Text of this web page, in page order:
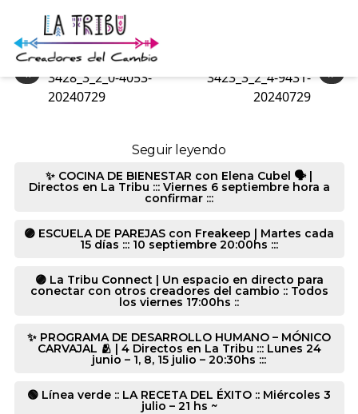
3373_3_2_2-9340-20240729
«
3428_3_2_0-4053-
20240729
»
3423_3_2_4-9431-
20240729
Seguir leyendo
✨ COCINA DE BIENESTAR con Elena Cubel 🗣️ |
Directos en La Tribu ::: Viernes 6 septiembre hora a
confirmar :::
🟣 ESCUELA DE PAREJAS con Freakeep | Martes cada
15 días ::: 10 septiembre 20:00hs :::
🟣 La Tribu Connect | Un espacio en directo para
conectar con otros creadores del cambio :: Todos
los viernes 17:00hs ::
✨ PROGRAMA DE DESARROLLO HUMANO – MÓNICO
CARVAJAL 🫂 | 4 Directos en La Tribu ::: Lunes 24
junio – 1, 8, 15 julio – 20:30hs :::
🟢 Línea verde :: LA RECETA DEL ÉXITO :: Miércoles 3
julio – 21 hs ~